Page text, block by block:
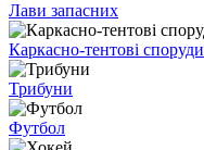
Лави запасних
Каркасно-тентові споруди
Трибуни
Футбол